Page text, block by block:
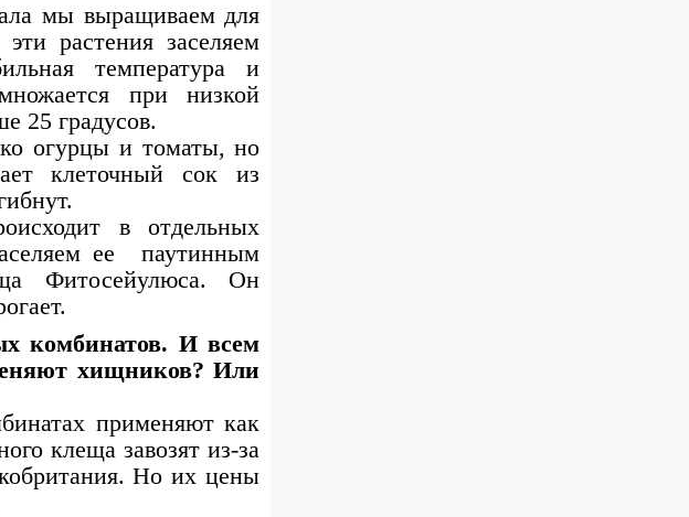
мы выращиваем для
растения заселяем
температура и
при низкой
25 градусов.
огурцы и томаты, но
клеточный сок из
в отдельных
ее паутинным
Фитосейулюса. Он
комбинатов. И всем
хищников? Или
применяют как
клеща завозят из-за
Но их цены